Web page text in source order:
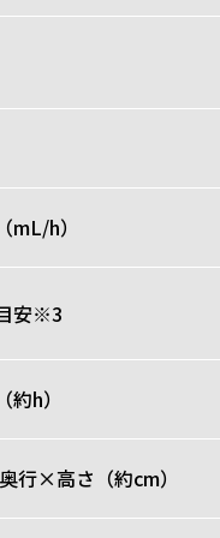
mL/h）
安※3
h）
行×高さ（約cm）